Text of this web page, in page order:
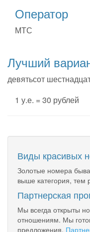
Оператор
МТС
Лучший
девятьсот
1 у.е. = 30 рублей
Виды красивых
Золотые номера
выше категория, тем
Партнерская
Мы всегда открыты
отношениям. Мы
предложения.